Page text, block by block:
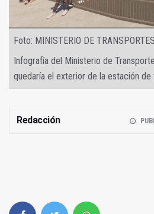
Foto: MINISTERIO DE TRANSPORTES
Infografía del Ministerio de
quedaría el exterior de la estación de
Redacción